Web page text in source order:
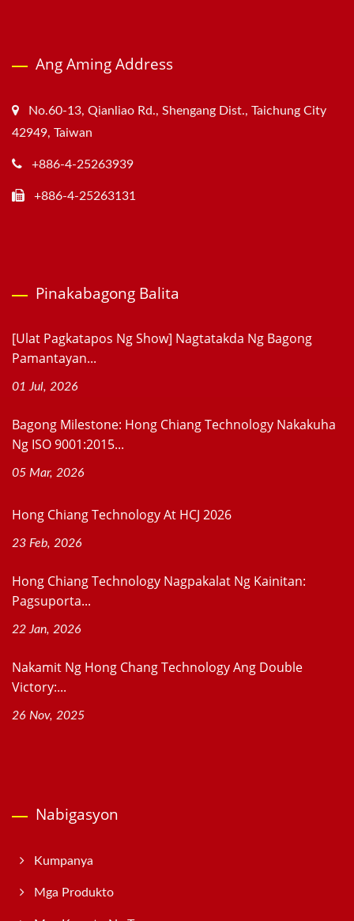
Ang Aming Address
No.60-13, Qianliao Rd., Shengang Dist., Taichung City
42949, Taiwan
+886-4-25263939
+886-4-25263131
Pinakabagong Balita
[Ulat Pagkatapos Ng Show] Nagtatakda Ng Bagong
Pamantayan...
01 Jul, 2026
Bagong Milestone: Hong Chiang Technology Nakakuha
Ng ISO 9001:2015...
05 Mar, 2026
Hong Chiang Technology At HCJ 2026
23 Feb, 2026
Hong Chiang Technology Nagpakalat Ng Kainitan:
Pagsuporta...
22 Jan, 2026
Nakamit Ng Hong Chang Technology Ang Double
Victory:...
26 Nov, 2025
Nabigasyon
Kumpanya
Mga Produkto